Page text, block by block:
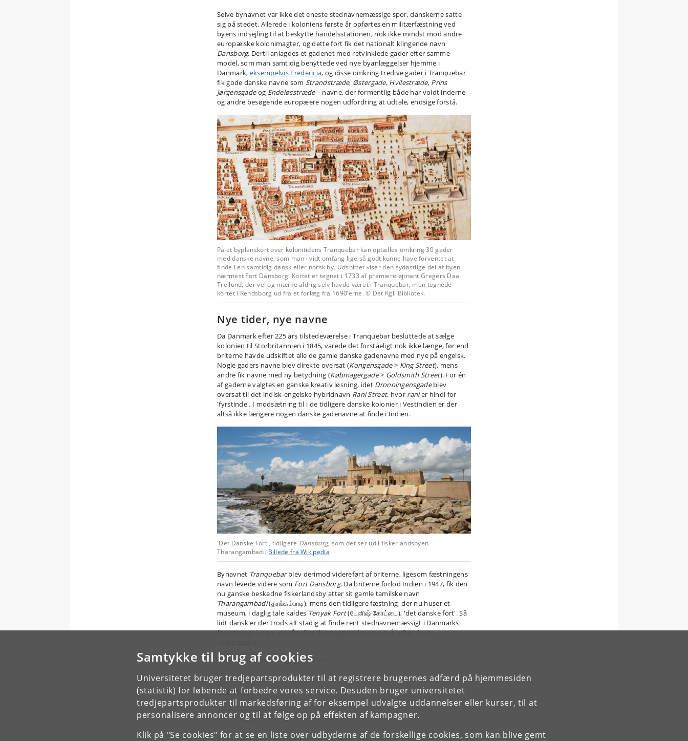
Samtykke til brug af cookies
Universitetet bruger tredjepartsprodukter til at registrere brugernes adfærd på hjemmesiden
(statistik) for løbende at forbedre vores service. Desuden bruger universitetet
tredjepartsprodukter til markedsføring af for eksempel udvalgte uddannelser eller kurser, til at
personalisere annoncer og til at følge op på effekten af kampagner.
Klik på "Se cookies" for at se en liste over udbyderne af de forskellige cookies, som kan blive gemt
Selve bynavnet var ikke det eneste stednavnemæssige spor, danskerne satte
sig på stedet. Allerede i koloniens første år opførtes en militærfæstning ved
byens indsejling til at beskytte handelsstationen, nok ikke mindst mod andre
europæiske kolonimagter, og dette fort fik det nationalt klingende navn
Dansborg. Dertil anlagdes et gadenet med retvinklede gader efter samme
model, som man samtidig benyttede ved nye byanlæggelser hjemme i
Danmark, eksempelvis Fredericia, og disse omkring tredive gader i Tranquebar
fik gode danske navne som Strandstræde, Østergade, Hvilestræde, Prins
Jørgensgadeog Endeløsstræde– navne, der formentlig både har voldt inderne
og andre besøgende europæere nogen udfordring at udtale, endsige forstå.
På et byplanskort over kolonitidens Tranquebar kan optælles omkring 30 gader
med danske navne, som man i vidt omfang lige så godt kunne have forventet at
finde i en samtidig dansk eller norsk by. Udsnittet viser den sydøstlige del af byen
nærmest Fort Dansborg. Kortet er tegnet i 1733 af premiereløjtnant Gregers Daa
Trellund, der vel og mærke aldrig selv havde været i Tranquebar, men tegnede
kortet i Rendsborg ud fra et forlæg fra 1690’erne. © Det Kgl. Bibliotek.
Nye tider, nye navne
Da Danmark efter 225 års tilstedeværelse i Tranquebar besluttede at sælge
kolonien til Storbritannien i 1845, varede det forståeligt nok ikke længe, før end
briterne havde udskiftet alle de gamle danske gadenavne med nye på engelsk.
Nogle gaders navne blev direkte oversat (Kongensgade> King Street), mens
andre fik navne med ny betydning (Købmagergade> Goldsmith Street). For én
af gaderne valgtes en ganske kreativ løsning, idet Dronningensgadeblev
oversat til det indisk-engelske hybridnavn Rani Street, hvor ranier hindi for
'fyrstinde'. I modsætning til i de tidligere danske kolonier i Vestindien er der
altså ikke længere nogen danske gadenavne at finde i Indien.
'Det Danske Fort', tidligere Dansborg, som det ser ud i fiskerlandsbyen
Tharangambadi. Billede fra Wikipedia
Bynavnet Tranquebarblev derimod videreført af briterne, ligesom fæstningens
navn levede videre som Fort Dansborg. Da briterne forlod Indien i 1947, fik den
nu ganske beskedne fiskerlandsby atter sit gamle tamilske navn
Tharangambadi(தரங்கம்பாடி), mens den tidligere fæstning, der nu huser et
museum, i daglig tale kaldes Tenyak Fort(டேனிஷ் கோட்டை), 'det danske fort'. Så
lidt dansk er der trods alt stadig at finde rent stednavnemæssigt i Danmarks
første tropekoloni, 400 år efter dens oprettelse og 175 år efter dens
Johnny Grandjean Gøgsig Jakobsen
Emner
SPROG HISTORIE